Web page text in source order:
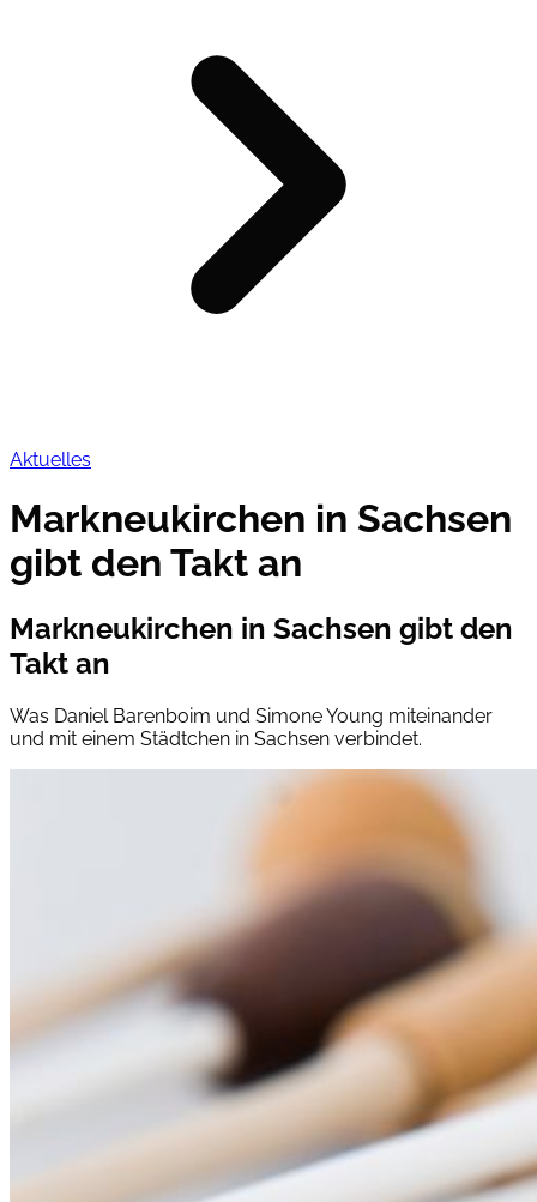
Aktuelles
Markneukirchen in Sachsen
gibt den Takt an
Markneukirchen in Sachsen gibt den
Takt an
Was Daniel Barenboim und Simone Young miteinander
und mit einem Städtchen in Sachsen verbindet.